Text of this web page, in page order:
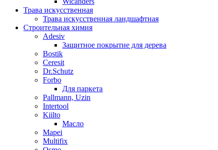
Трава искусственная
Трава искусственная ландшафтная
Строительная химия
Adesiv
Защитное покрытие для дерева
Bostik
Ceresit
Dr.Schutz
Forbo
Для паркета
Pallmann, Uzin
Intertool
Kiilto
Масло
Mapei
Multifix